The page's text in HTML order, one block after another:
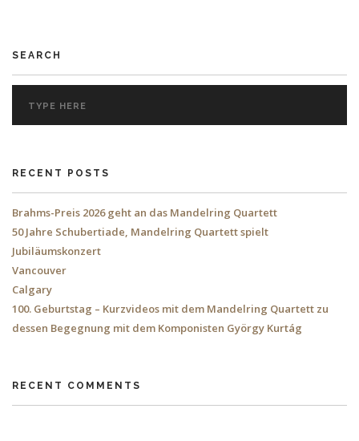
SEARCH
RECENT POSTS
Brahms-Preis 2026 geht an das Mandelring Quartett
50 Jahre Schubertiade, Mandelring Quartett spielt
Jubiläumskonzert
Vancouver
Calgary
100. Geburtstag – Kurzvideos mit dem Mandelring Quartett zu
dessen Begegnung mit dem Komponisten György Kurtág
RECENT COMMENTS